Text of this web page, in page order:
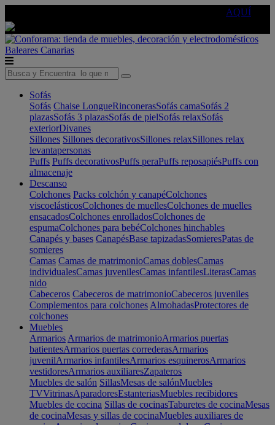
AQUÍ
Baleares Canarias
Sofás
Sofás Chaise LongueRinconerasSofás camaSofás 2
plazasSofás 3 plazasSofás de pielSofás relaxSofás
exteriorDivanes
Sillones Sillones decorativosSillones relaxSillones relax
levantapersonas
Puffs Puffs decorativosPuffs peraPuffs reposapiésPuffs con
almacenaje
Descanso
Colchones Packs colchón y canapéColchones
viscoelásticosColchones de muellesColchones de muelles
ensacadosColchones enrolladosColchones de
espumaColchones para bebéColchones hinchables
Canapés y bases CanapésBase tapizadasSomieresPatas de
somieres
Camas Camas de matrimonioCamas doblesCamas
individualesCamas juvenilesCamas infantilesLiterasCamas
nido
Cabeceros Cabeceros de matrimonioCabeceros juveniles
Complementos para colchones AlmohadasProtectores de
colchones
Muebles
Armarios Armarios de matrimonioArmarios puertas
batientesArmarios puertas correderasArmarios
juvenilArmarios infantilesArmarios esquinerosArmarios
vestidoresArmarios auxiliaresZapateros
Muebles de salón SillasMesas de salónMuebles
TVVitrinasAparadoresEstanteriasMuebles recibidores
Muebles de cocina Sillas de cocinasTaburetes de cocinaMesas
de cocinaMesas y sillas de cocinaMuebles auxiliares de